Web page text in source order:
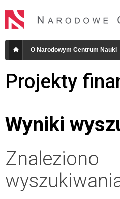
O Narodowym Centrum Nauki
Projekty
Wyniki
Znaleziono